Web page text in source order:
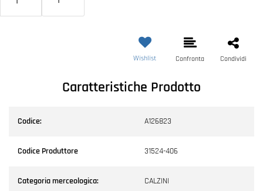
Wishlist Confronta Condividi
Caratteristiche Prodotto
Codice: A126823
Codice Produttore 31524-406
Categoria merceologica: CALZINI